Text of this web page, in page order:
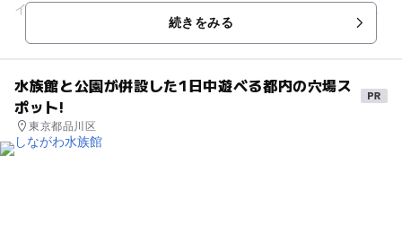
イング遊具があります。敷地内は大きな木々が多く、夏場は木
続きをみる
水族館と公園が併設した1日中遊べる都内の穴場ス
ポット!
東京都品川区